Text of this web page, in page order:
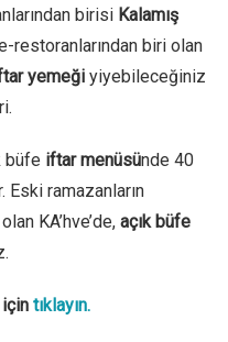
birisi Kalamış
restoranlarından biri olan
yemeğiyiyebileceğiniz
büfe iftar menüsünde 40
ramazanların
KA’hve’de, açık büfe
için tıklayın.